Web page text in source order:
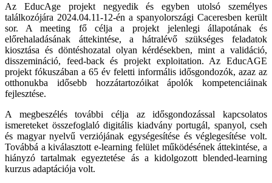
Az EducAge projekt negyedik és egyben utolsó személyes
találkozójára 2024.04.11-12-én a spanyolországi Caceresben került
sor. A meeting fő célja a projekt jelenlegi állapotának és
előrehaladásának áttekintése, a hátralévő szükséges feladatok
kiosztása és döntéshozatal olyan kérdésekben, mint a validáció,
disszemináció, feed-back és projekt exploitation. Az EducAGE
projekt fókuszában a 65 év feletti informális idősgondozók, azaz az
otthonukba idősebb hozzátartozóikat ápolók kompetenciáinak
fejlesztése.
A megbeszélés további célja az idősgondozással kapcsolatos
ismereteket összefoglaló digitális kiadvány portugál, spanyol, cseh
és magyar nyelvű verziójának egységesítése és véglegesítése volt.
Továbbá a kiválasztott e-learning felület működésének áttekintése, a
hiányzó tartalmak egyeztetése ás a kidolgozott blended-learning
kurzus adaptációja volt.